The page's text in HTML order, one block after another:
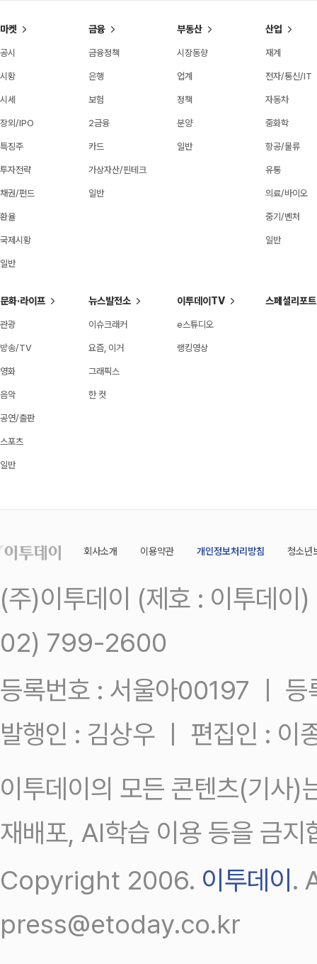
마켓
공시
시황
시세
장외/IPO
특징주
투자전략
채권/펀드
환율
국제시황
일반
금융
금융정책
은행
보험
2금융
카드
가상자산/핀테크
일반
부동산
시장동향
업계
정책
분양
일반
산업
재계
전자/통신/IT
자동차
중화학
항공/물류
유통
의료/바이오
중기/벤처
일반
문화·라이프
관광
방송/TV
영화
음악
공연/출판
스포츠
일반
뉴스발전소
이슈크래커
요즘, 이거
그래픽스
한 컷
이투데이TV
e스튜디오
랭킹영상
스페셜리포트
회사소개 이용약관 개인정보처리방침 청소년
(주)이투데이 (제호 : 이투데
02) 799-2600
등록번호 : 서울아00197 ㅣ
발행인 : 김상우 ㅣ 편집인 : 이
이투데이의 모든 콘텐츠(기사)
재배포, AI학습 이용 등을 금지
Copyright 2006. 이투데이 .
press@etoday.co.kr